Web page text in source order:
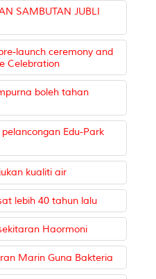
SAMBUTAN JUBLI
launch ceremony and
Celebration
boleh tahan
Edu-Park
kualiti air
lebih 40 tahun lalu
Haormoni
Marin Guna Bakteria